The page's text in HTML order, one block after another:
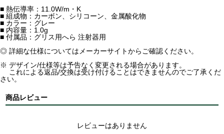
■ 熱伝導率：11.0W/m・K
■ 組成物：カーボン、シリコーン、金属酸化物
■ カラー：グレー
■ 内容量：1.0g
■ 付属品：グリス用へら 注射器用
◎ 詳細な仕様についてはメーカーサイトからご確認ください。
※ デザイン/仕様等は予告なく変更される場合があります。
これによる返品/交換は受け付けることはできませんのでご了承くだ
さい。
商品レビュー
レビューはありません